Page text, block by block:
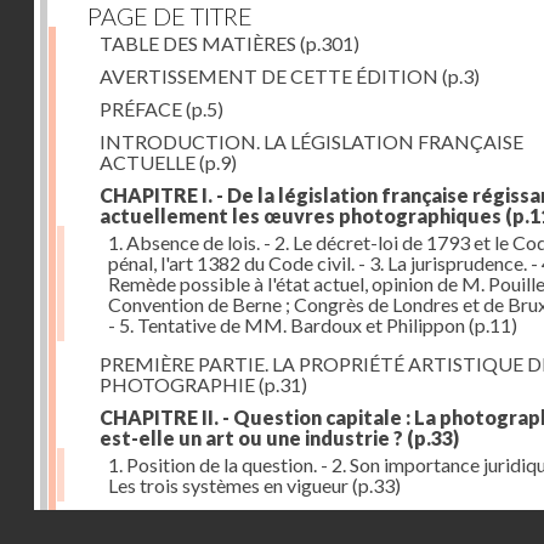
PAGE DE TITRE
TABLE DES MATIÈRES (p.301)
AVERTISSEMENT DE CETTE ÉDITION (p.3)
PRÉFACE(p.5)
INTRODUCTION. LA LÉGISLATION FRANÇAISE
ACTUELLE(p.9)
CHAPITRE I. - De la législation française
actuellement les œuvres photographiques
1. Absence de lois. - 2. Le décret-loi de 1793 et le
pénal, l'art 1382 du Code civil. - 3. La jurisprudence. -
Remède possible à l'état actuel, opinion de M.
Convention de Berne ; Congrès de Londres et de
- 5. Tentative de MM. Bardoux et Philippon(p.11)
PREMIÈRE PARTIE. LA PROPRIÉTÉ ARTISTIQUE
PHOTOGRAPHIE(p.31)
CHAPITRE II. - Question capitale : La
est-elle un art ou une industrie ? (p.33)
1. Position de la question. - 2. Son importance
Les trois systèmes en vigueur(p.33)